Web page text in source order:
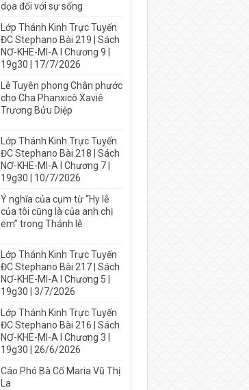
dọa đối với sự sống
Lớp Thánh Kinh Trực Tuyến
ĐC Stephano Bài 219 | Sách
NƠ-KHE-MI-A I Chương 9 |
19g30 | 17/7/2026
Lễ Tuyên phong Chân phước
cho Cha Phanxicô Xaviê
Trương Bửu Diệp
Lớp Thánh Kinh Trực Tuyến
ĐC Stephano Bài 218 | Sách
NƠ-KHE-MI-A I Chương 7 |
19g30 | 10/7/2026
Ý nghĩa của cụm từ “Hy lễ
của tôi cũng là của anh chị
em” trong Thánh lễ
Lớp Thánh Kinh Trực Tuyến
ĐC Stephano Bài 217 | Sách
NƠ-KHE-MI-A I Chương 5 |
19g30 | 3/7/2026
Lớp Thánh Kinh Trực Tuyến
ĐC Stephano Bài 216 | Sách
NƠ-KHE-MI-A I Chương 3 |
19g30 | 26/6/2026
Cáo Phó Bà Cố Maria Vũ Thị
La